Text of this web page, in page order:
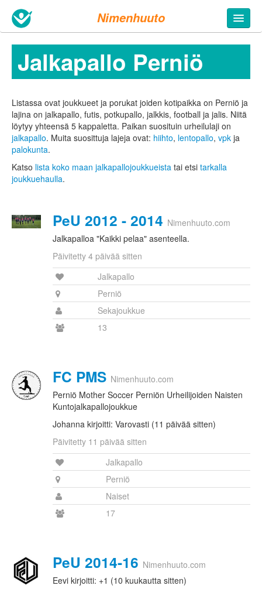
Nimenhuuto
Jalkapallo Perniö
Listassa ovat joukkueet ja porukat joiden kotipaikka on Perniö ja
lajina on jalkapallo, futis, potkupallo, jalkkis, football ja jalis. Niitä
löytyy yhteensä 5 kappaletta. Paikan suosituin urheilulaji on
jalkapallo. Muita suosittuja lajeja ovat: hiihto, lentopallo, vpk ja
palokunta.
Katso lista koko maan jalkapallojoukkueista tai etsi tarkalla
joukkuehaulla.
PeU 2012 - 2014 Nimenhuuto.com
Jalkapalloa "Kaikki pelaa" asenteella.
Päivitetty 4 päivää sitten
Jalkapallo
Perniö
Sekajoukkue
13
FC PMS Nimenhuuto.com
Perniö Mother Soccer Perniön Urheilijoiden Naisten
Kuntojalkapallojoukkue
Johanna kirjoitti: Varovasti (11 päivää sitten)
Päivitetty 11 päivää sitten
Jalkapallo
Perniö
Naiset
17
PeU 2014-16 Nimenhuuto.com
Eevi kirjoitti: +1 (10 kuukautta sitten)